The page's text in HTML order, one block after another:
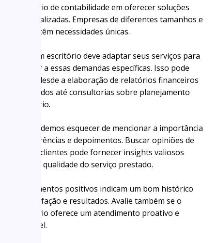
escritório de contabilidade em oferecer soluções
personalizadas. Empresas de diferentes tamanhos e
nichos têm necessidades únicas.
Um bom escritório deve adaptar seus serviços para
atender a essas demandas específicas. Isso pode
incluir desde a elaboração de relatórios financeiros
detalhados até consultorias sobre planejamento
tributário.
Não podemos esquecer de mencionar a importância
de referências e depoimentos. Buscar opiniões de
outros clientes pode fornecer insights valiosos
sobre a qualidade do serviço prestado.
Depoimentos positivos indicam um bom histórico
de satisfação e resultados. Avalie também se o
escritório oferece um atendimento proativo e
acessível.